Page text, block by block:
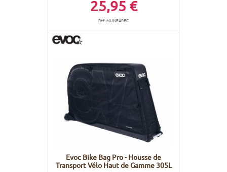
25,95 €
Réf. MUNEAREC
Evoc Bike Bag Pro - Housse de
Transport Vélo Haut de Gamme 305L